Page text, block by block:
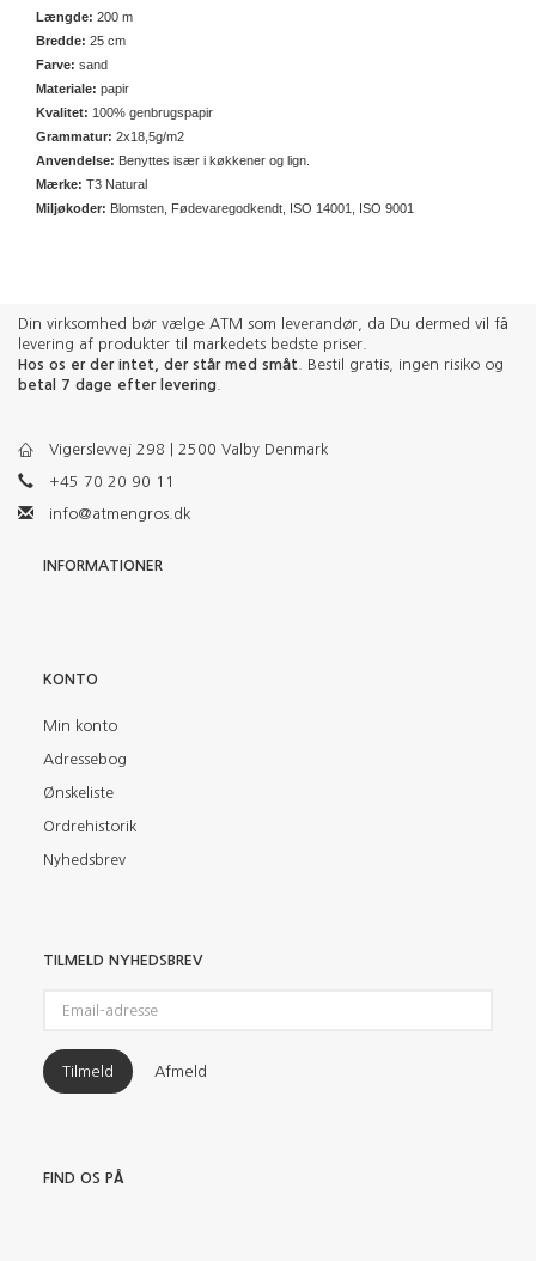
Længde: 200 m
Bredde: 25 cm
Farve: sand
Materiale: papir
Kvalitet: 100% genbrugspapir
Grammatur: 2x18,5g/m2
Anvendelse: Benyttes især i køkkener og lign.
Mærke: T3 Natural
Miljøkoder: Blomsten, Fødevaregodkendt, ISO 14001, ISO 9001
Din virksomhed bør vælge ATM som leverandør, da Du dermed vil få
levering af produkter til markedets bedste priser.
Hos os er der intet, der står med småt . Bestil gratis, ingen risiko og
betal 7 dage efter levering
Vigerslevvej 298 | 2500 Valby Denmark
+45 70 20 90 11
info@atmengros.dk
INFORMATIONER
KONTO
Min konto
Adressebog
Ønskeliste
Ordrehistorik
Nyhedsbrev
TILMELD NYHEDSBREV
adresse
Tilmeld Afmeld
FIND OS PÅ